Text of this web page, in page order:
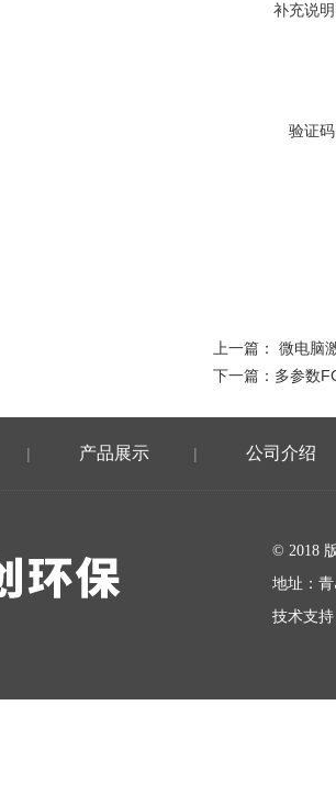
补充说
验证
上一篇： 微电脑
下一篇： 多参数
| 产品展示 | 公司介绍
© 2018
地址：
技术支